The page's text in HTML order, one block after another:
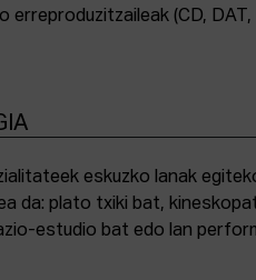
erreproduzitzaileak (CD,
eskuzko lanak
da: plato txiki bat,
estudio bat edo lan